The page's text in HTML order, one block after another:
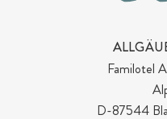
Familotel
D-87544